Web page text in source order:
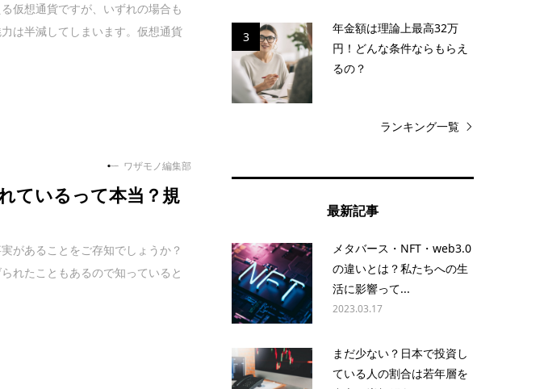
仮想通貨ですが、いずれの場合も
は半減してしまいます。仮想通貨
ワザモノ編集部
ているって本当？規
があることをご存知でしょうか？
れたこともあるので知っていると
3
年金額は理論上最高32万
円！どんな条件ならもらえ
るの？
ランキング一覧
最新記事
メタバース・NFT・web3.0
の違いとは？私たちへの生
活に影響って...
2023.03.17
まだ少ない？日本で投資し
ている人の割合は若年層を